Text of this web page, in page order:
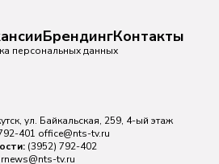
БрендингКонтакты
персональных данных
ул. Байкальская, 259, 4-ый этаж
401 office@nts-tv.ru
(3952) 792-402
rnews@nts-tv.ru